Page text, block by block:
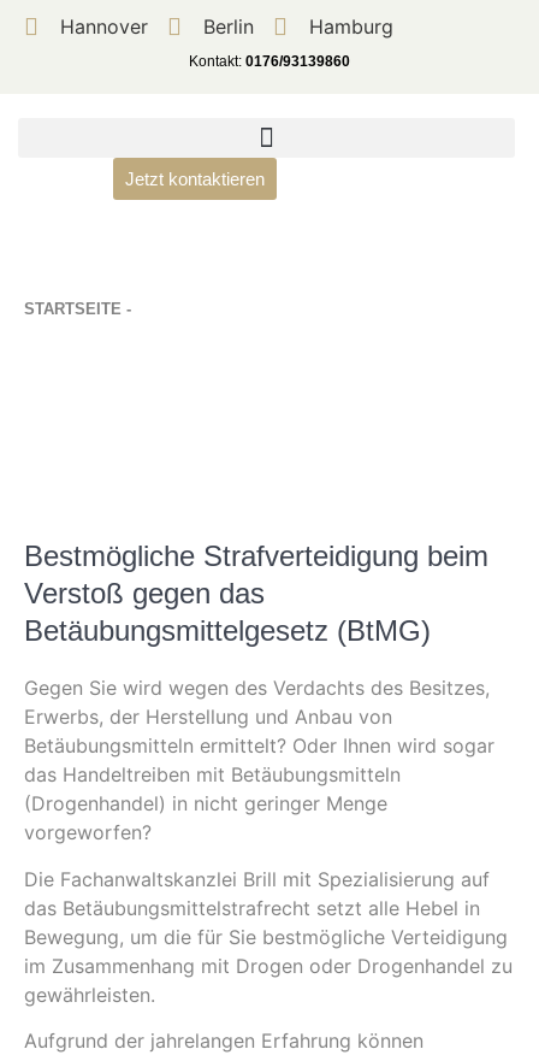
Hannover Berlin Hamburg
Kontakt: 0176/93139860
Jetzt kontaktieren
STARTSEITE -
Bestmögliche Strafverteidigung beim
Verstoß gegen das
Betäubungsmittelgesetz (BtMG)
Gegen Sie wird wegen des Verdachts des Besitzes,
Erwerbs, der Herstellung und Anbau von
Betäubungsmitteln ermittelt? Oder Ihnen wird sogar
das Handeltreiben mit Betäubungsmitteln
(Drogenhandel) in nicht geringer Menge
vorgeworfen?
Die Fachanwaltskanzlei Brill mit Spezialisierung auf
das Betäubungsmittelstrafrecht setzt alle Hebel in
Bewegung, um die für Sie bestmögliche Verteidigung
im Zusammenhang mit Drogen oder Drogenhandel zu
gewährleisten.
Aufgrund der jahrelangen Erfahrung können